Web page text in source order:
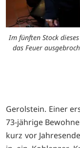
Im fünften Stock
das Feuer
Gerolstein. Einer
73-jährige
kurz vor